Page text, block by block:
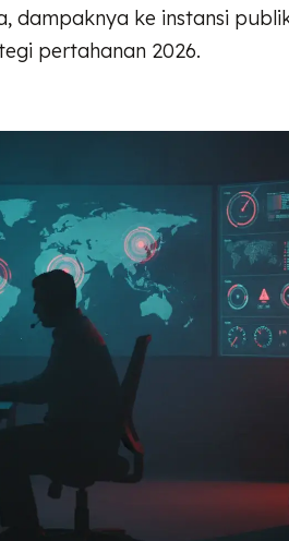
dampaknya ke instansi
pertahanan 2026.